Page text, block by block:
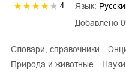
4
Добавлено
Язык:
словари, справочники
природа и животные